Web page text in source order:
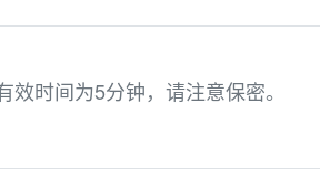
效时间为5分钟，请注意保密。